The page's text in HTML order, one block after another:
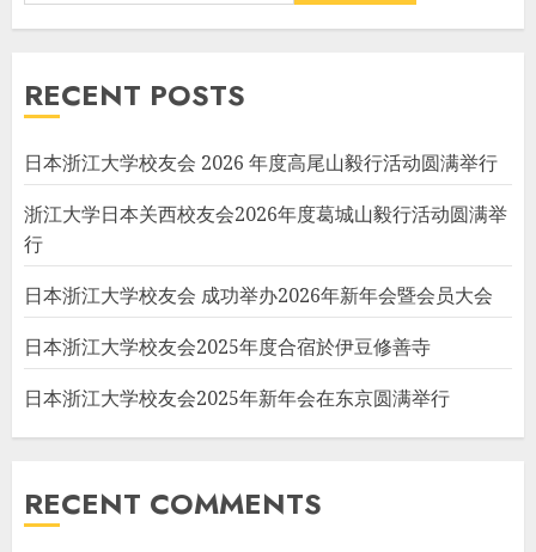
RECENT POSTS
日本浙江大学校友会 2026 年度高尾山毅行活动圆满举行
浙江大学日本关西校友会2026年度葛城山毅行活动圆满举
行
日本浙江大学校友会 成功举办2026年新年会暨会员大会
日本浙江大学校友会2025年度合宿於伊豆修善寺
日本浙江大学校友会2025年新年会在东京圆满举行
RECENT COMMENTS